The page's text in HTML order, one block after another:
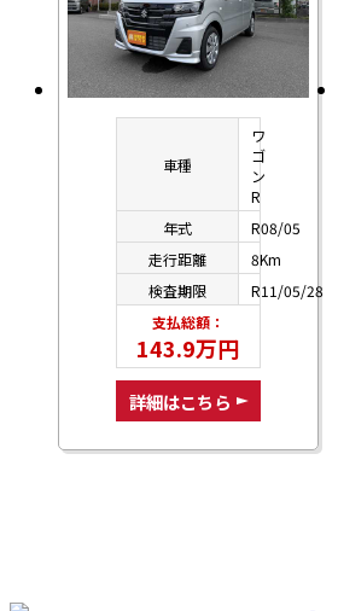
車種
ワ
ゴ
ン
R
年式
R08/05
走行距離
8Km
検査期限
R11/05/28
支払総額：
143.9万円
詳細はこちら